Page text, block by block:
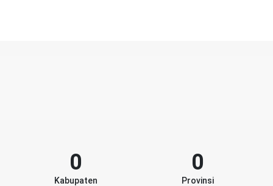
Kabupaten
0
Provinsi
0